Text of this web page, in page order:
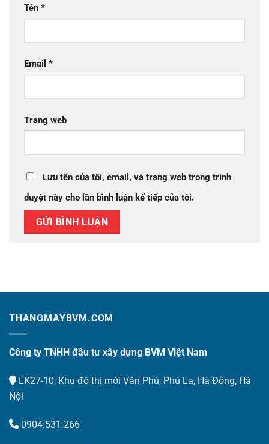
Tên *
Email *
Trang web
Lưu tên của tôi, email, và trang web trong trình
duyệt này cho lần bình luận kế tiếp của tôi.
THANGMAYBVM.COM
Công ty TNHH đầu tư xây dựng BVM Việt Nam
LK27-10, Khu đô thị mới Văn Phú, Phú La, Hà Đông, Hà
Nội
0904.531.266